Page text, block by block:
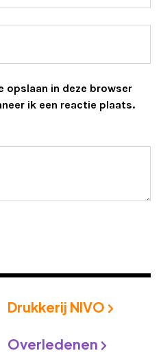
opslaan in deze browser
ik een reactie plaats.
Drukkerij NIVO
Overledenen